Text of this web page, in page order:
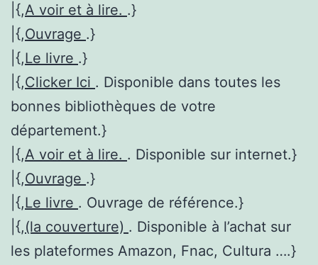
|{,A voir et à lire. .}
|{,Ouvrage .}
|{,Le livre .}
|{,Clicker Ici . Disponible dans toutes les
bonnes bibliothèques de votre
département.}
|{,A voir et à lire. . Disponible sur internet.}
|{,Ouvrage .}
|{,Le livre . Ouvrage de référence.}
|{,(la couverture) . Disponible à l’achat sur
les plateformes Amazon, Fnac, Cultura ….}